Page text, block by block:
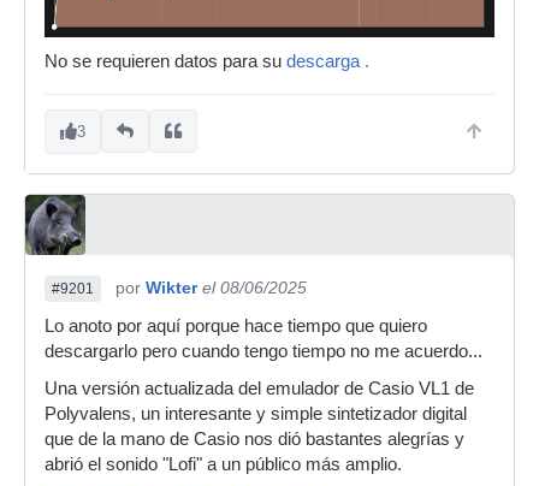
No se requieren datos para su descarga .
3
#9201 por Wikter el 08/06/2025
Lo anoto por aquí porque hace tiempo que quiero
descargarlo pero cuando tengo tiempo no me acuerdo...
Una versión actualizada del emulador de Casio VL1 de
Polyvalens, un interesante y simple sintetizador digital
que de la mano de Casio nos dió bastantes alegrías y
abrió el sonido "Lofi" a un público más amplio.